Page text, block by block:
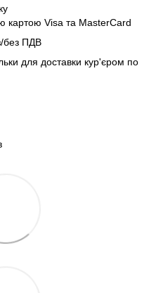
картою Visa та MasterCard
без ПДВ
для доставки кур'єром по